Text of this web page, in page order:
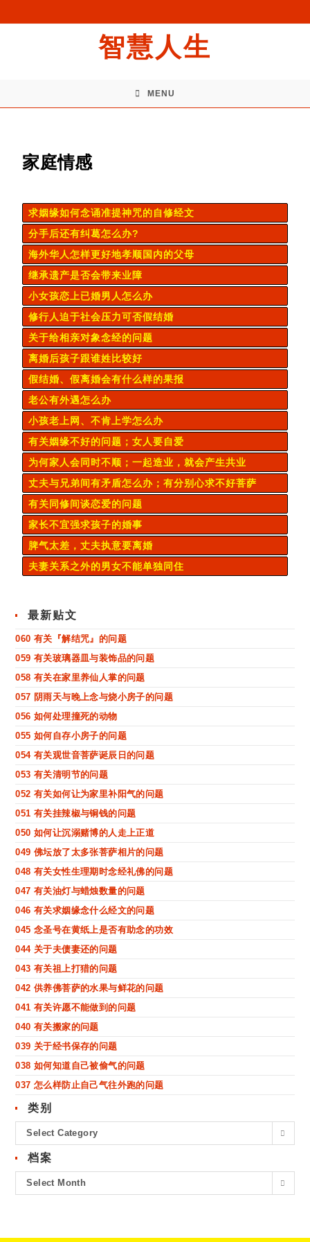
智慧人生
MENU
家庭情感
求姻缘如何念诵准提神咒的自修经文
分手后还有纠葛怎么办?
海外华人怎样更好地孝顺国内的父母
继承遗产是否会带来业障
小女孩恋上已婚男人怎么办
修行人迫于社会压力可否假结婚
关于给相亲对象念经的问题
离婚后孩子跟谁姓比较好
假结婚、假离婚会有什么样的果报
老公有外遇怎么办
小孩老上网、不肯上学怎么办
有关姻缘不好的问题；女人要自爱
为何家人会同时不顺；一起造业，就会产生共业
丈夫与兄弟间有矛盾怎么办；有分别心求不好菩萨
有关同修间谈恋爱的问题
家长不宜强求孩子的婚事
脾气太差，丈夫执意要离婚
夫妻关系之外的男女不能单独同住
最新贴文
060 有关『解结咒』的问题
059 有关玻璃器皿与装饰品的问题
058 有关在家里养仙人掌的问题
057 阴雨天与晚上念与烧小房子的问题
056 如何处理撞死的动物
055 如何自存小房子的问题
054 有关观世音菩萨诞辰日的问题
053 有关清明节的问题
052 有关如何让为家里补阳气的问题
051 有关挂辣椒与铜钱的问题
050 如何让沉溺赌博的人走上正道
049 佛坛放了太多张菩萨相片的问题
048 有关女性生理期时念经礼佛的问题
047 有关油灯与蜡烛数量的问题
046 有关求姻缘念什么经文的问题
045 念圣号在黄纸上是否有助念的功效
044 关于夫债妻还的问题
043 有关祖上打猎的问题
042 供养佛菩萨的水果与鲜花的问题
041 有关许愿不能做到的问题
040 有关搬家的问题
039 关于经书保存的问题
038 如何知道自己被偷气的问题
037 怎么样防止自己气往外跑的问题
类别
Select Category
档案
Select Month